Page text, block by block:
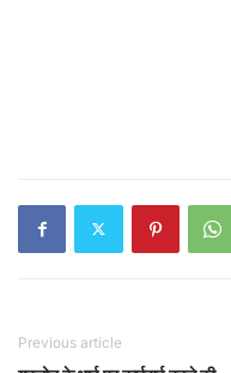
Previous article